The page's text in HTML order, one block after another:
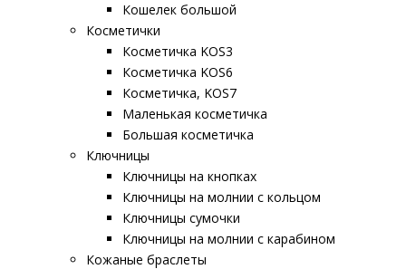
Кошелек большой
Косметички
Косметичка KOS3
Косметичка KOS6
Косметичка, KOS7
Маленькая косметичка
Большая косметичка
Ключницы
Ключницы на кнопках
Ключницы на молнии c кольцом
Ключницы сумочки
Ключницы на молнии с карабином
Кожаные браслеты